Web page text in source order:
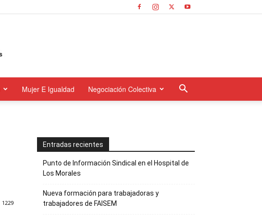
Mujer E Igualdad Negociación Colectiva
1229
Entradas recientes
Punto de Información Sindical en el Hospital de
Los Morales
Nueva formación para trabajadoras y
trabajadores de FAISEM